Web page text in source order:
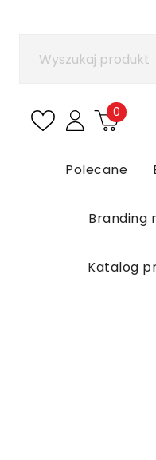
0
Polecane
Branding
Katalog
Aby zapisać
Anuluj